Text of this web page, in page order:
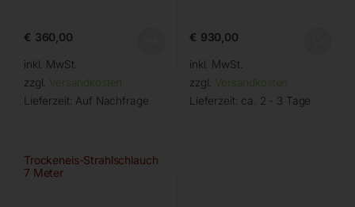
€ 360,00
inkl. MwSt.
zzgl. Versandkosten
Lieferzeit: Auf Nachfrage
€ 930,00
inkl. MwSt.
zzgl. Versandkosten
Lieferzeit: ca. 2 - 3 Tage
Trockeneis-Strahlschlauch
7 Meter